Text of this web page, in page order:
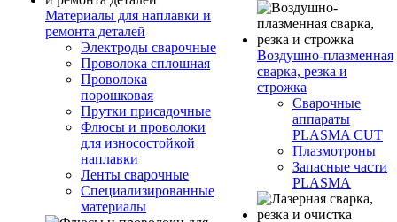
Материалы для наплавки и
ремонта деталей
Электроды сварочные
Проволока сплошная
Проволока
порошковая
Прутки присадочные
Флюсы и проволоки
для износостойкой
наплавки
Ленты сварочные
Специализированные
материалы
Воздушно-плазменная
сварка, резка и
строжка
Сварочные
аппараты
PLASMA CUT
Плазмотроны
Запасные части
PLASMA